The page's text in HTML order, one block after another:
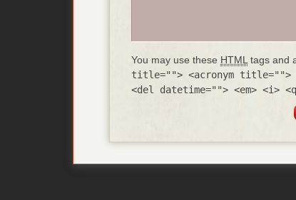
You may use these HTML tags and
title=""> <acronym title="">
<del datetime=""> <em> <i>